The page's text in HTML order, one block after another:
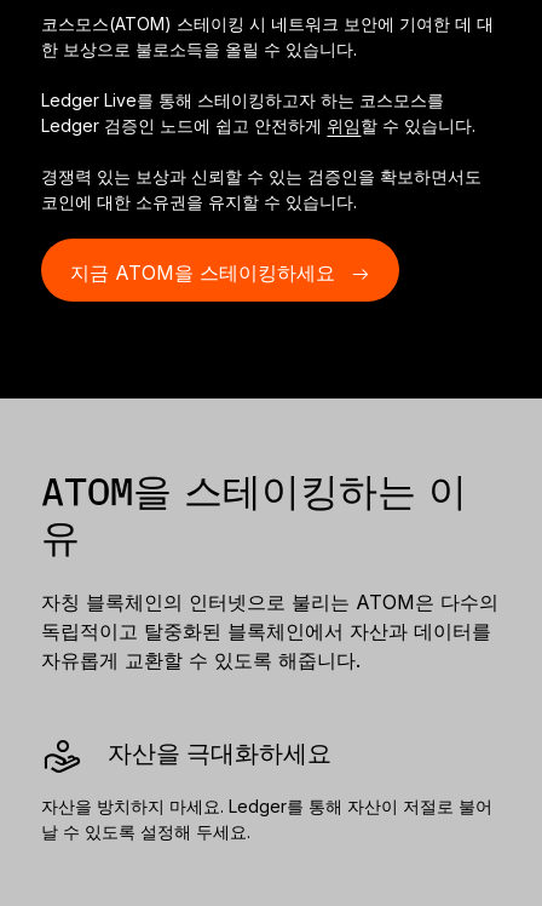
믿을 수 있는 강력한 백업
하드웨어 지갑
번들 및 팩
액세서리
코스모스(ATOM) 스테이킹 시 네트워크 보안에 기여한 데 대
한 보상으로 불로소득을 올릴 수 있습니다.
Ledger Live를 통해 스테이킹하고자 하는 코스모스를
Ledger 검증인 노드에 쉽고 안전하게 위임할 수 있습니다.
경쟁력 있는 보상과 신뢰할 수 있는 검증인을 확보하면서도
코인에 대한 소유권을 유지할 수 있습니다.
지금 ATOM을 스테이킹하세요
ATOM을 스테이킹하는 이
유
자칭 블록체인의 인터넷으로 불리는 ATOM은 다수의
독립적이고 탈중화된 블록체인에서 자산과 데이터를
자유롭게 교환할 수 있도록 해줍니다.
자산을 극대화하세요
자산을 방치하지 마세요. Ledger를 통해 자산이 저절로 불어
날 수 있도록 설정해 두세요.